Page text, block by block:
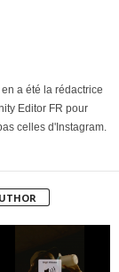
a été la rédactrice
Editor FR pour
celles d'Instagram.